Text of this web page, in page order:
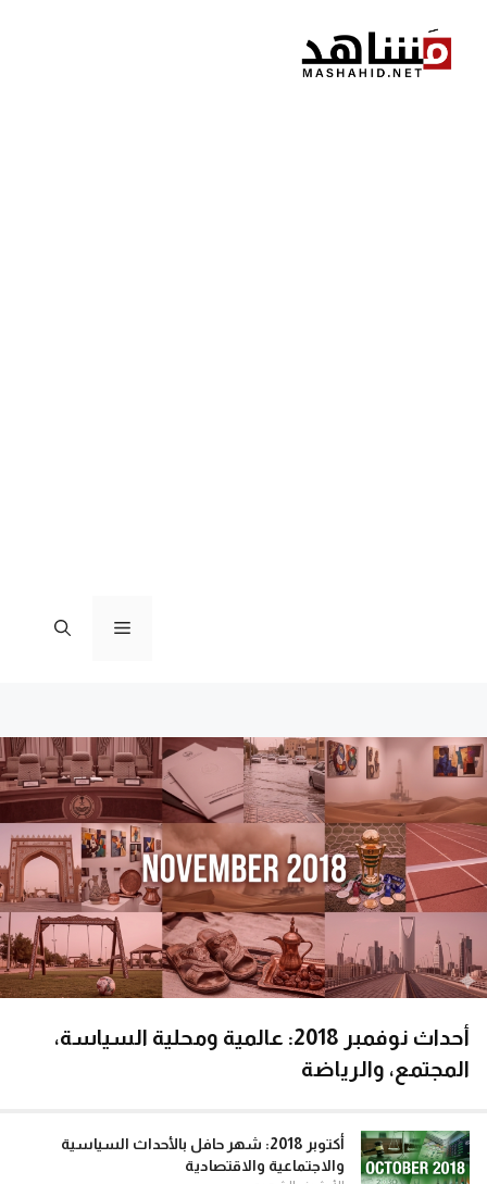
المحتوى
القائمة
أحداث نوفمبر 2018: عالمية ومحلية السياسة،
المجتمع، والرياضة
أكتوبر 2018: شهر حافل بالأحداث السياسية
والاجتماعية والاقتصادية